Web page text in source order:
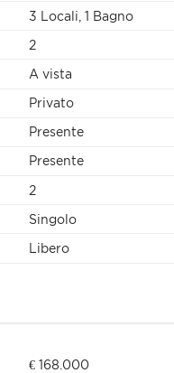
3 Locali, 1 Bagno
2
A vista
Privato
Presente
Presente
2
Singolo
Libero
€ 168.000